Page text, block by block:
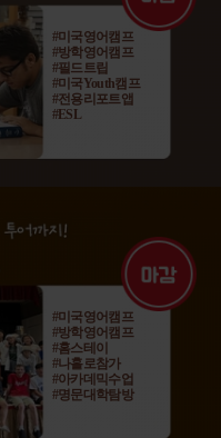
#미국영어캠프
#방학영어캠프
#필드트립
#미국Youth캠프
#전용리포트앱
#ESL
#미국영어캠프
#방학영어캠프
#홈스테이
#나홀로참가
#아카데믹수업
#명문대학탐방